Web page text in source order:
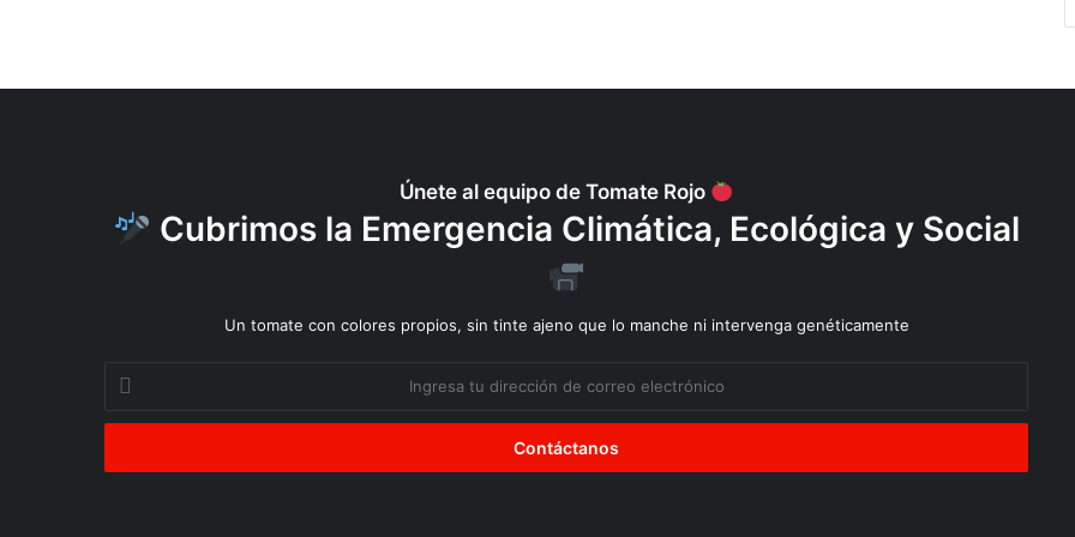
Únete al equipo de Tomate Rojo
Cubrimos la Emergencia Climática, Ecológica y Social
Un tomate con colores propios, sin tinte ajeno que lo manche ni intervenga genéticamente
Ingresa
dirección
correo